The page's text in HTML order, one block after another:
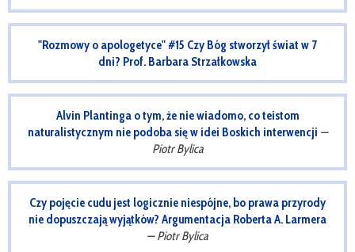
"Rozmowy o apologetyce" #15 Czy Bóg stworzył świat w 7
dni? Prof. Barbara Strzałkowska
Alvin Plantinga o tym, że nie wiadomo, co teistom
naturalistycznym nie podoba się w idei Boskich interwencji —
Piotr Bylica
Czy pojęcie cudu jest logicznie niespójne, bo prawa przyrody
nie dopuszczają wyjątków? Argumentacja Roberta A. Larmera
— Piotr Bylica